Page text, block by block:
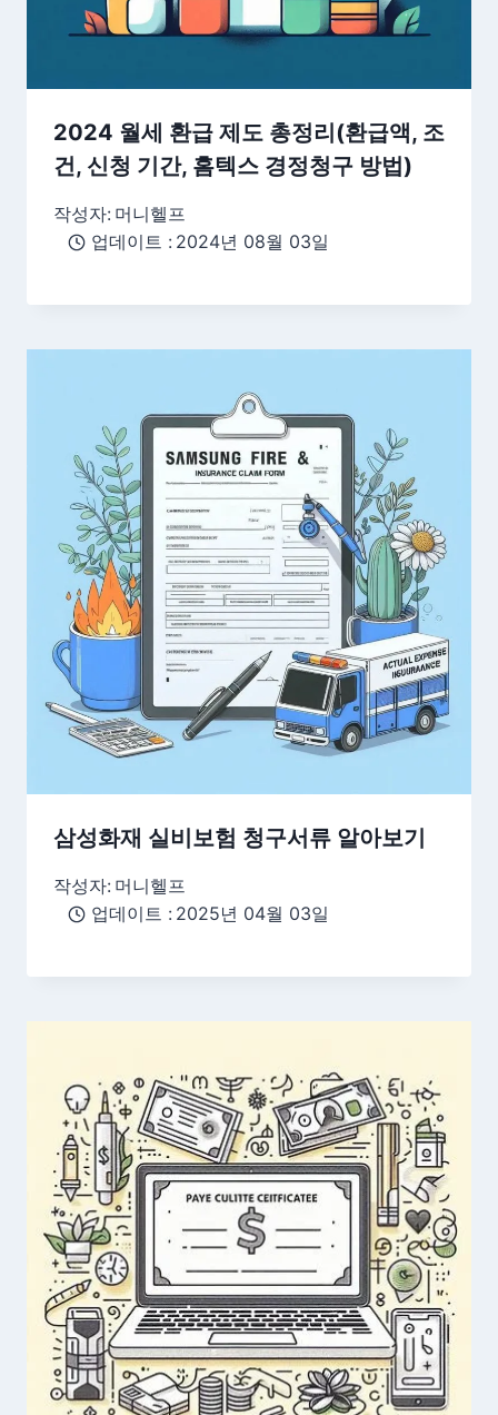
2024 월세 환급 제도 총정리(환급액, 조
건, 신청 기간, 홈텍스 경정청구 방법)
작성자: 머니헬프
업데이트 : 2024년 08월 03일
삼성화재 실비보험 청구서류 알아보기
작성자: 머니헬프
업데이트 : 2025년 04월 03일